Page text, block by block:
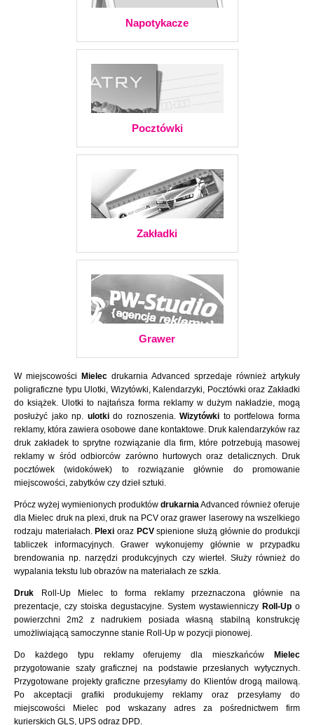
Napotykacze
Pocztówki
Zakładki
Grawer
W miejscowości Mielec drukarnia Advanced sprzedaje również artykuły
poligraficzne typu Ulotki, Wizytówki, Kalendarzyki, Pocztówki oraz Zakładki
do książek. Ulotki to najtańsza forma reklamy w dużym nakładzie, mogą
posłużyć jako np. ulotkido roznoszenia.Wizytówki to portfelowa forma
reklamy, która zawiera osobowe dane kontaktowe. Druk kalendarzyków raz
druk zakładek to sprytne rozwiązanie dla firm, które potrzebują masowej
reklamy w śród odbiorców zarówno hurtowych oraz detalicznych. Druk
pocztówek (widokówek) to rozwiązanie głównie do promowanie
miejscowości, zabytków czy dzieł sztuki.
Prócz wyżej wymienionych produktów drukarniaAdvanced również oferuje
dla Mielec druk na plexi, druk na PCV oraz grawer laserowy na wszelkiego
rodzaju materiałach. Plexi oraz PCVspienione służą głównie do produkcji
tabliczek informacyjnych. Grawer wykonujemy głównie w przypadku
brendowania np. narzędzi produkcyjnych czy wierteł. Służy również do
wypalania tekstu lub obrazów na materiałach ze szkła.
Druk Roll-Up Mielec to forma reklamy przeznaczona głównie na
prezentacje, czy stoiska degustacyjne. System wystawienniczy Roll-Up o
powierzchni 2m2 z nadrukiem posiada własną stabilną konstrukcję
umożliwiającą samoczynne stanie Roll-Up w pozycji pionowej.
Do każdego typu reklamy oferujemy dla mieszkańców
Mielec
przygotowanie szaty graficznej na podstawie przesłanych wytycznych.
Przygotowane projekty graficzne przesyłamy do Klientów drogą mailową.
Po akceptacji grafiki produkujemy reklamy oraz przesyłamy do
miejscowości Mielec pod wskazany adres za pośrednictwem firm
kurierskich GLS, UPS odraz DPD.